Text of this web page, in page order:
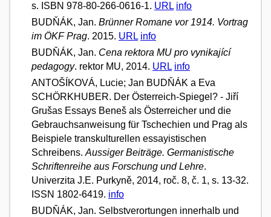
s. ISBN 978-80-266-0616-1. URL info
BUDŇÁK, Jan. Brünner Romane vor 1914. Vortrag
im ÖKF Prag. 2015. URL info
BUDŇÁK, Jan. Cena rektora MU pro vynikající
pedagogy. rektor MU, 2014. URL info
ANTOŠÍKOVÁ, Lucie; Jan BUDŇÁK a Eva
SCHÖRKHUBER. Der Österreich-Spiegel? - Jiří
Grušas Essays Beneš als Österreicher und die
Gebrauchsanweisung für Tschechien und Prag als
Beispiele transkulturellen essayistischen
Schreibens. Aussiger Beiträge. Germanistische
Schriftenreihe aus Forschung und Lehre.
Univerzita J.E. Purkyně, 2014, roč. 8, č. 1, s. 13-32.
ISSN 1802-6419. info
BUDŇÁK, Jan. Selbstverortungen innerhalb und